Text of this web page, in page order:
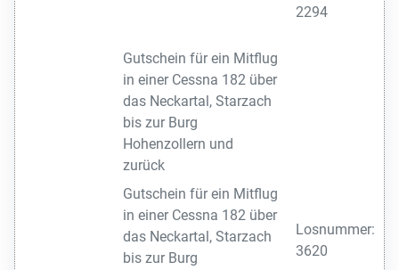
2294
Gutschein für ein Mitflug
in einer Cessna 182 über
das Neckartal, Starzach
bis zur Burg
Hohenzollern und
zurück
Gutschein für ein Mitflug
in einer Cessna 182 über
das Neckartal, Starzach
bis zur Burg
Losnummer:
3620